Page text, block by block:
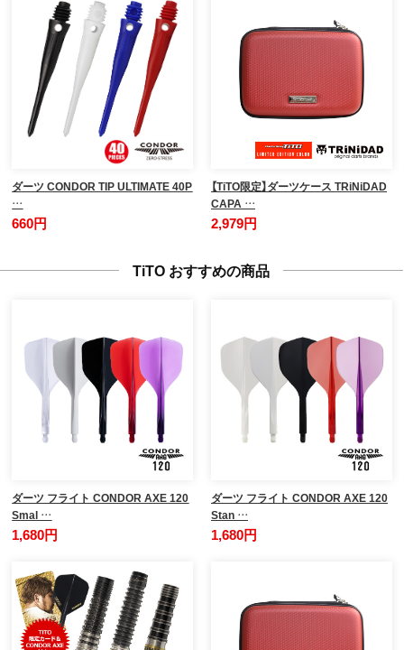
ダーツ CONDOR TIP ULTIMATE 40P
…
660円
【TiTO限定】ダーツケース TRiNiDAD
CAPA …
2,979円
TiTO おすすめの商品
ダーツ フライト CONDOR AXE 120
Smal …
1,680円
ダーツ フライト CONDOR AXE 120
Stan …
1,680円